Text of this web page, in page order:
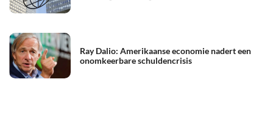
Ray Dalio: Amerikaanse economie nadert een
onomkeerbare schuldencrisis